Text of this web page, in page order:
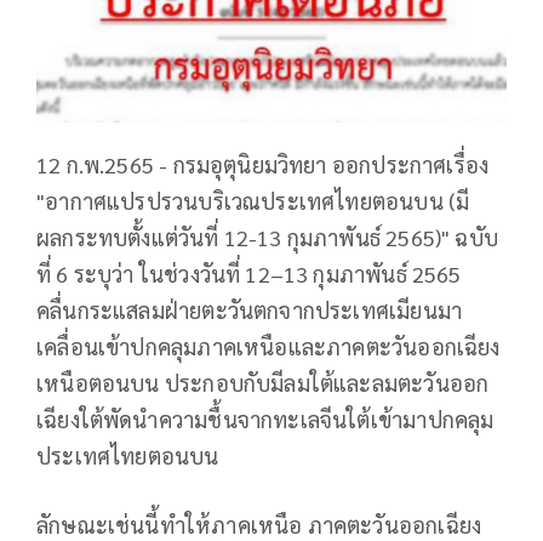
12 ก.พ.2565 - กรมอุตุนิยมวิทยา ออกประกาศเรื่อง
"อากาศแปรปรวนบริเวณประเทศไทยตอนบน (มี
ผลกระทบตั้งแต่วันที่ 12-13 กุมภาพันธ์ 2565)" ฉบับ
ที่ 6 ระบุว่า ในช่วงวันที่ 12–13 กุมภาพันธ์ 2565
คลื่นกระแสลมฝ่ายตะวันตกจากประเทศเมียนมา
เคลื่อนเข้าปกคลุมภาคเหนือและภาคตะวันออกเฉียง
เหนือตอนบน ประกอบกับมีลมใต้และลมตะวันออก
เฉียงใต้พัดนำความชื้นจากทะเลจีนใต้เข้ามาปกคลุม
ประเทศไทยตอนบน
ลักษณะเช่นนี้ทำให้ภาคเหนือ ภาคตะวันออกเฉียง